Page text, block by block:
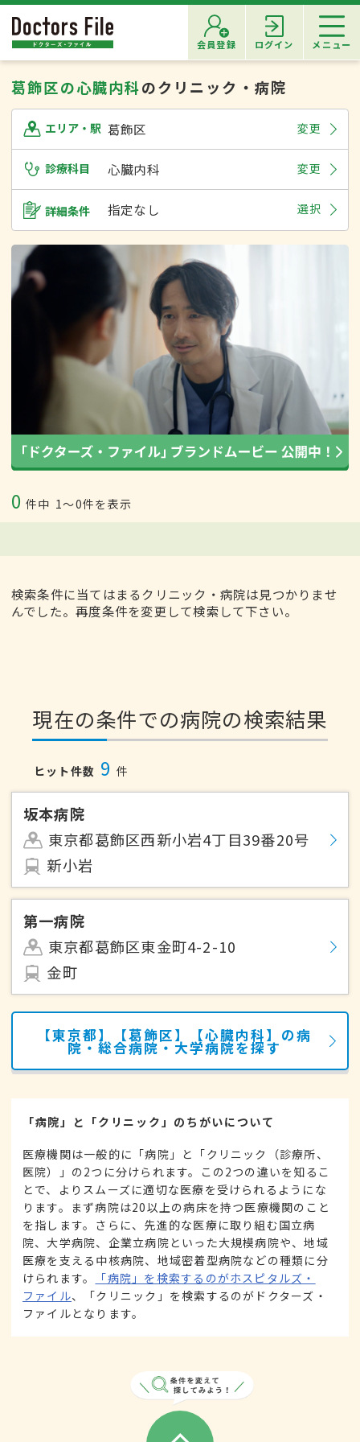
会員登録 ログイン メニュー
葛飾区の心臓内科のクリニック・病院
エリア・駅 葛飾区 変更
診療科目 心臓内科 変更
詳細条件 指定なし 選択
0 件中 1〜0件を表示
検索条件に当てはまるクリニック・病院は見つかりませ
んでした。再度条件を変更して検索して下さい。
現在の条件での病院の検索結果
ヒット件数 9 件
坂本病院
東京都葛飾区西新小岩4丁目39番20号
新小岩
第一病院
東京都葛飾区東金町4-2-10
金町
【東京都】【葛飾区】【心臓内科】の病
院・総合病院・大学病院を探す
「病院」と「クリニック」のちがいについて
医療機関は一般的に「病院」と「クリニック（診療所、
医院）」の2つに分けられます。この2つの違いを知るこ
とで、よりスムーズに適切な医療を受けられるようにな
ります。まず病院は20以上の病床を持つ医療機関のこと
を指します。さらに、先進的な医療に取り組む国立病
院、大学病院、企業立病院といった大規模病院や、地域
医療を支える中核病院、地域密着型病院などの種類に分
けられます。
「病院」を検索するのがホスピタルズ・
ファイル、「クリニック」を検索するのがドクターズ・
ファイルとなります。